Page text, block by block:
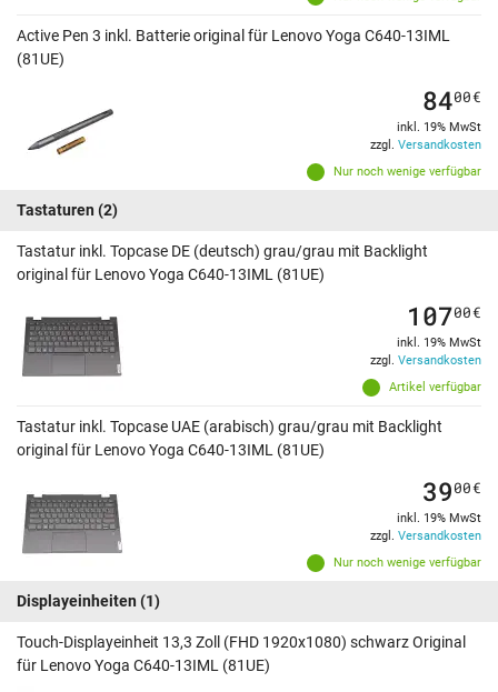
Active Pen 3 inkl. Batterie original für Lenovo Yoga C640-13IML
(81UE)
Nur noch wenige verfügbar
8400€
inkl. 19% MwSt
zzgl. Versandkosten
Tastaturen (2)
Tastatur inkl. Topcase DE (deutsch) grau/grau mit Backlight
original für Lenovo Yoga C640-13IML (81UE)
Artikel verfügbar
10700€
inkl. 19% MwSt
zzgl. Versandkosten
Tastatur inkl. Topcase UAE (arabisch) grau/grau mit Backlight
original für Lenovo Yoga C640-13IML (81UE)
Nur noch wenige verfügbar
3900€
inkl. 19% MwSt
zzgl. Versandkosten
Displayeinheiten (1)
Touch-Displayeinheit 13,3 Zoll (FHD 1920x1080) schwarz Original
für Lenovo Yoga C640-13IML (81UE)